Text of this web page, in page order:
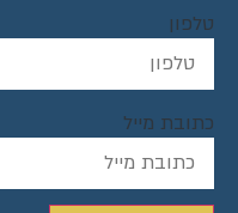
טלפון
כתובת מייל